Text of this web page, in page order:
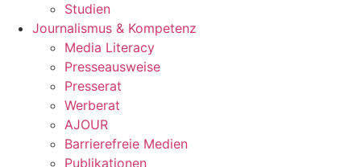
Studien
Journalismus & Kompetenz
Media Literacy
Presseausweise
Presserat
Werberat
AJOUR
Barrierefreie Medien
Publikationen